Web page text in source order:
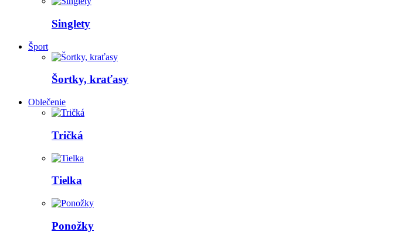
Singlety
Šport
Šortky, kraťasy
Oblečenie
Tričká
Tielka
Ponožky